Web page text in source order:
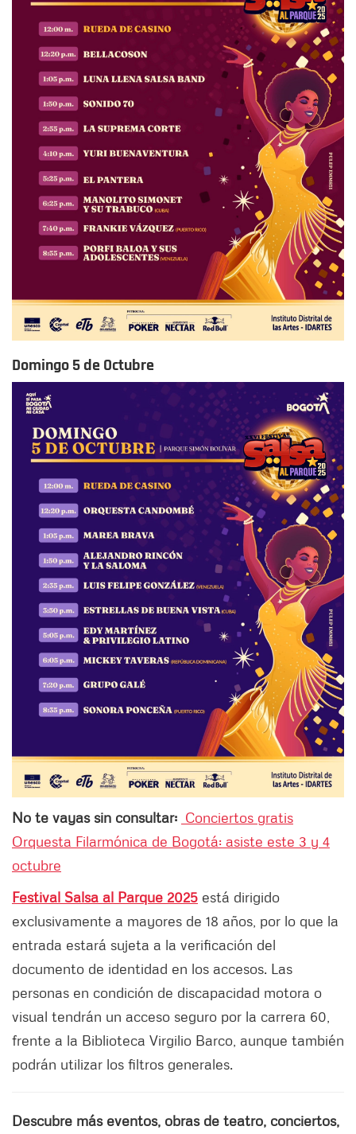
Domingo 5 de Octubre
No te vayas sin consultar: Conciertos gratis
Orquesta Filarmónica de Bogotá: asiste este 3 y 4
octubre
Festival Salsa al Parque 2025 está dirigido
exclusivamente a mayores de 18 años, por lo que la
entrada estará sujeta a la verificación del
documento de identidad en los accesos. Las
personas en condición de discapacidad motora o
visual tendrán un acceso seguro por la carrera 60,
frente a la Biblioteca Virgilio Barco, aunque también
podrán utilizar los filtros generales.
Descubre más eventos, obras de teatro, conciertos,